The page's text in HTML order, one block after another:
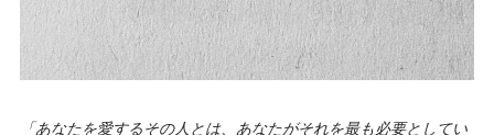
「あなたを愛するその人とは、あなたがそれを最も必要としてい